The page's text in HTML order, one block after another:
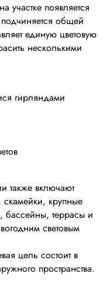
участке появляется
общей
единую цветовую
несколькими
гирляндами
также включают
крупные
бассейны, террасы и
световым
цель состоит в
пространства.